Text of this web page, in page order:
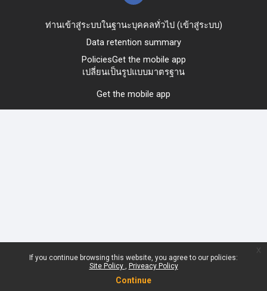
If you continue browsing this website, you agree to our policies:
Site Policy
Priveacy Policy
Continue
ท่านเข้าสู่ระบบในฐานะบุคคลทั่วไป (เข้าสู่ระบบ)
Data retention summary
PoliciesGet the mobile app
เปลี่ยนเป็นรูปแบบมาตรฐาน
Get the mobile app